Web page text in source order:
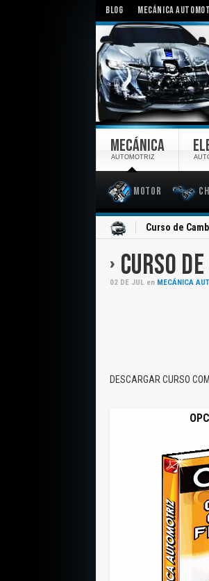
BLOG MECÁNICA
MECÁNICA
AUTOMOTRIZ
Motor
Curso de
CURSO
02 DE JUL en MECÁNICA
DESCARGAR CURSO